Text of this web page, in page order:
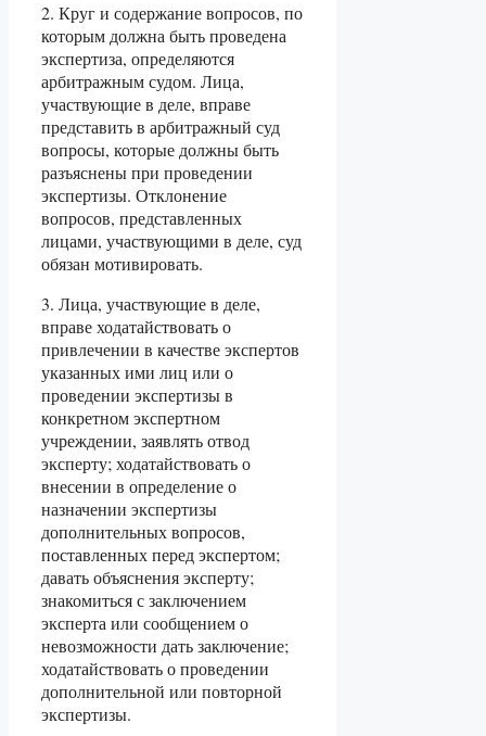
2. Круг и содержание вопросов, по
которым должна быть проведена
экспертиза, определяются
арбитражным судом. Лица,
участвующие в деле, вправе
представить в арбитражный суд
вопросы, которые должны быть
разъяснены при проведении
экспертизы. Отклонение
вопросов, представленных
лицами, участвующими в деле, суд
обязан мотивировать.
3. Лица, участвующие в деле,
вправе ходатайствовать о
привлечении в качестве экспертов
указанных ими лиц или о
проведении экспертизы в
конкретном экспертном
учреждении, заявлять отвод
эксперту; ходатайствовать о
внесении в определение о
назначении экспертизы
дополнительных вопросов,
поставленных перед экспертом;
давать объяснения эксперту;
знакомиться с заключением
эксперта или сообщением о
невозможности дать заключение;
ходатайствовать о проведении
дополнительной или повторной
экспертизы.